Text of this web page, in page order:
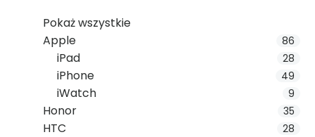
Pokaż wszystkie
Apple
86
iPad 28
iPhone 49
iWatch 9
Honor 35
HTC 28